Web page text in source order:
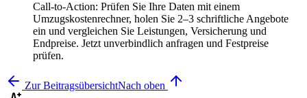
Call‑to‑Action: Prüfen Sie Ihre Daten mit einem
Umzugskostenrechner, holen Sie 2–3 schriftliche Angebote
ein und vergleichen Sie Leistungen, Versicherung und
Endpreise. Jetzt unverbindlich anfragen und Festpreise
prüfen.
Zur BeitragsübersichtNach oben